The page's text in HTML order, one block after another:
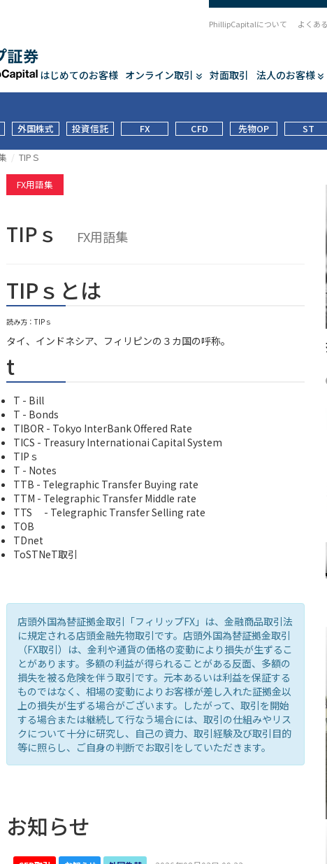
はじめてのお客様 オンライン取引 対面取引 法人のお客様
PhillipCapitalについて よくあ
外国株式 投資信託 FX CFD 先物OP ST
TIPＳ
FX用語集
TIPｓ FX用語集
TIPｓとは
読み方：TIPｓ
タイ、インドネシア、フィリピンの３カ国の呼称。
t
T - Bill
T - Bonds
TIBOR - Tokyo InterBank Offered Rate
TICS - Treasury Internationai Capital System
TIPｓ
T - Notes
TTB - Telegraphic Transfer Buying rate
TTM - Telegraphic Transfer Middle rate
TTS - Telegraphic Transfer Selling rate
TOB
TDnet
ToSTNeT取引
店頭外国為替証拠金取引「フィリップFX」は、金融商品取引法
に規定される店頭金融先物取引です。店頭外国為替証拠金取引
（FX取引）は、金利や通貨の価格の変動により損失が生ずるこ
とがあります。多額の利益が得られることがある反面、多額の
損失を被る危険を伴う取引です。元本あるいは利益を保証する
ものではなく、相場の変動によりお客様が差し入れた証拠金以
上の損失が生ずる場合がございます。したがって、取引を開始
する場合または継続して行なう場合には、取引の仕組みやリス
クについて十分に研究し、自己の資力、取引経験及び取引目的
等に照らし、ご自身の判断でお取引をしていただきます。
お知らせ